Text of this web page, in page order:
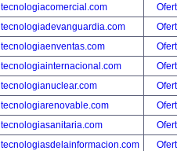
tecnologiacomercial.com
tecnologiadevanguardia.com
tecnologiaenventas.com
tecnologiainternacional.com
tecnologianuclear.com
tecnologiarenovable.com
tecnologiasanitaria.com
tecnologiasdelainformacion.com